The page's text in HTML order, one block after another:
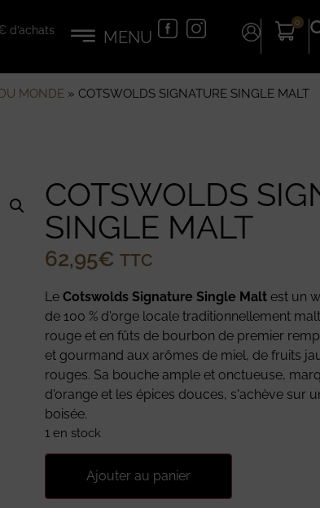
d’achats
0
MONDE» COTSWOLDS SIGNATURE SINGLE MALT
COTSWOLDS
SINGLE MALT
62,95€ TTC
Le Cotswolds Signature Single Malt est un
de 100 % d'orge locale traditionnellement
rouge et en fûts de bourbon de premier
et gourmand aux arômes de miel, de fruits
rouges. Sa bouche ample et onctueuse,
d'orange et les épices douces, s'achève sur
boisée.
1 en stock
Ajouter au panier